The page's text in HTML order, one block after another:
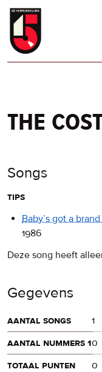
Overslaan
naar
the
Songs
tips
Baby’s got a
1986
Deze song heeft
Gegevens
aantal songs
1
aantal nummers 10
totaal punten
0